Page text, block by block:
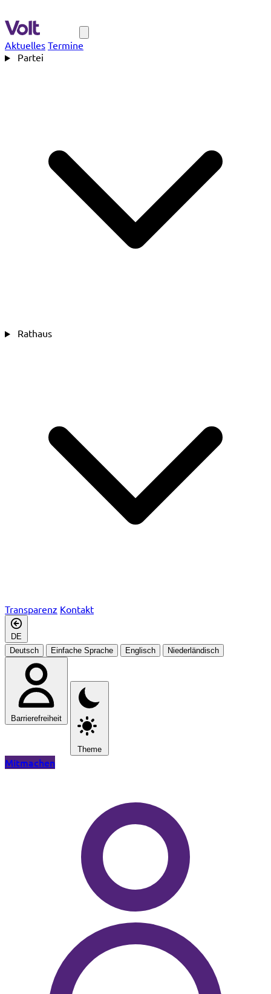
Navigation
Aktuelles Termine
Partei
Rathaus
Transparenz Kontakt
DE
Deutsch
Einfache Sprache Englisch Niederländisch
Barrierefreiheit
Theme
Mitmachen